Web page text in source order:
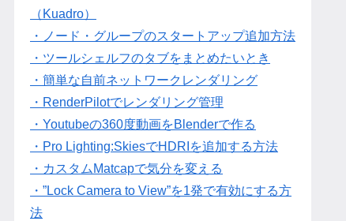
（Kuadro）
・ノード・グループのスタートアップ追加方法
・ツールシェルフのタブをまとめたいとき
・簡単な自前ネットワークレンダリング
・RenderPilotでレンダリング管理
・Youtubeの360度動画をBlenderで作る
・Pro Lighting:SkiesでHDRIを追加する方法
・カスタムMatcapで気分を変える
・”Lock Camera to View”を1発で有効にする方
法